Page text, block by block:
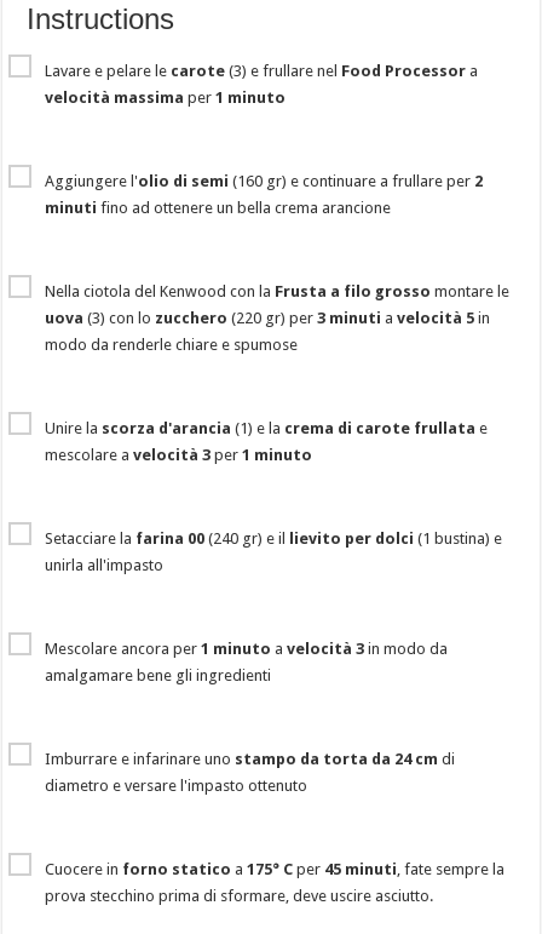
Instructions
Lavare e pelare le carote (3) e frullare nel Food Processor a
velocità massima per1 minuto
Aggiungere l'olio di semi (160 gr) e continuare a frullare per 2
minuti fino ad ottenere un bella crema arancione
Nella ciotola del Kenwood con la Frusta a filo grosso montare le
uova (3) con lo zucchero (220 gr) per3 minuti avelocità 5 in
modo da renderle chiare e spumose
Unire la scorza d'arancia (1) e la crema di carote frullata e
mescolare avelocità 3 per1 minuto
Setacciare la farina 00 (240 gr) e il lievito per dolci (1 bustina) e
unirla all'impasto
Mescolare ancora per1 minuto avelocità 3 in modo da
amalgamare bene gli ingredienti
Imburrare e infarinare uno stampo da torta da 24 cm di
diametro e versare l'impasto ottenuto
Cuocere in forno statico a175° C per 45 minuti , fate sempre la
prova stecchino prima di sformare, deve uscire asciutto.